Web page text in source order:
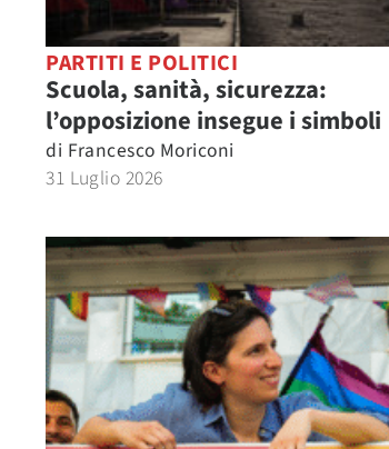
PARTITI E POLITICI
Scuola, sanità, sicurezza:
l’opposizione insegue i simboli
di Francesco Moriconi
31 Luglio 2026